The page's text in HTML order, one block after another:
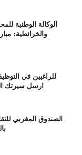
الوكالة الوطنية
للراغبين في
ارسل سيرتك
الصندوق المغربي